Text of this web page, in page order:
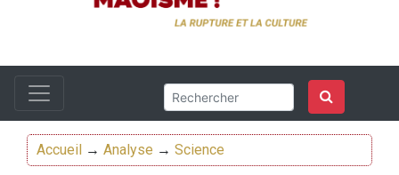
Accueil → Analyse → Science